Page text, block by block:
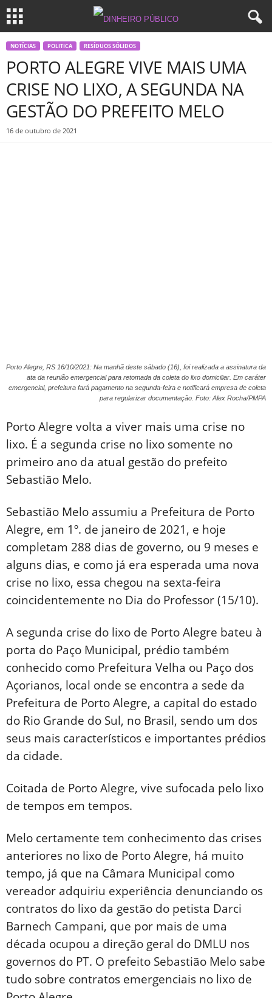
NOTÍCIAS POLITICA RESÍDUOS SÓLIDOS
PORTO ALEGRE VIVE MAIS UMA
CRISE NO LIXO, A SEGUNDA NA
GESTÃO DO PREFEITO MELO
16 de outubro de 2021
Porto Alegre, RS 16/10/2021: Na manhã deste sábado (16), foi realizada a assinatura da
ata da reunião emergencial para retomada da coleta do lixo domiciliar. Em caráter
emergencial, prefeitura fará pagamento na segunda-feira e notificará empresa de coleta
para regularizar documentação. Foto: Alex Rocha/PMPA
Porto Alegre volta a viver mais uma crise no
lixo. É a segunda crise no lixo somente no
primeiro ano da atual gestão do prefeito
Sebastião Melo.
Sebastião Melo assumiu a Prefeitura de Porto
Alegre, em 1º. de janeiro de 2021, e hoje
completam 288 dias de governo, ou 9 meses e
alguns dias, e como já era esperada uma nova
crise no lixo, essa chegou na sexta-feira
coincidentemente no Dia do Professor (15/10).
A segunda crise do lixo de Porto Alegre bateu à
porta do Paço Municipal, prédio também
conhecido como Prefeitura Velha ou Paço dos
Açorianos, local onde se encontra a sede da
Prefeitura de Porto Alegre, a capital do estado
do Rio Grande do Sul, no Brasil, sendo um dos
seus mais característicos e importantes prédios
da cidade.
Coitada de Porto Alegre, vive sufocada pelo lixo
de tempos em tempos.
Melo certamente tem conhecimento das crises
anteriores no lixo de Porto Alegre, há muito
tempo, já que na Câmara Municipal como
vereador adquiriu experiência denunciando os
contratos do lixo da gestão do petista Darci
Barnech Campani, que por mais de uma
década ocupou a direção geral do DMLU nos
governos do PT. O prefeito Sebastião Melo sabe
tudo sobre contratos emergenciais no lixo de